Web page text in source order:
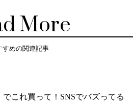
More
すめの関連記事
でこれ買って！SNSでバズってる